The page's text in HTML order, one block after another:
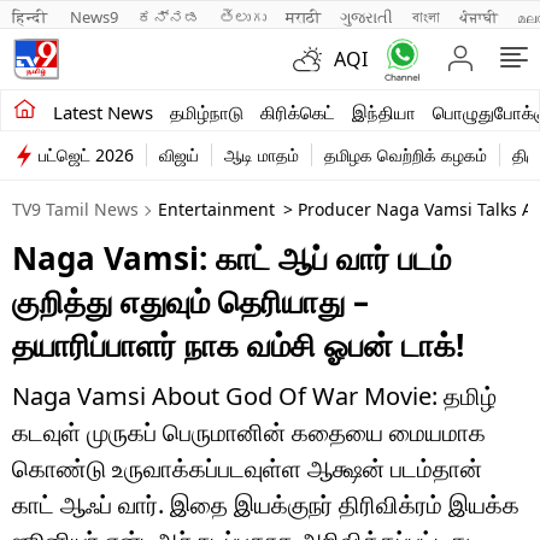
हिन्दी News9 ಕನ್ನಡ తెలుగు मराठी ગુજરાતી বাংলা ਪੰਜਾਬੀ
AQI
Latest News தமிழ்நாடு கிரிக்கெட் இந்தியா
சமீபத்திய செய்திகள்
தமிழ்நாடு
இந்தியா
உலகம்
விளையாட்டு
பொழுதுபோக்கு
லைஃப்ஸ்டைல்
வணிகம்
பட்ஜெட் 2026 விஜய் ஆடி மாதம் தமிழக வெற்றிக் கழகம்
TV9 Tamil News Entertainment > Producer Naga Vamsi Talks
Naga Vamsi: காட் ஆப் வார் படம்
குறித்து எதுவும் தெரியாது –
தயாரிப்பாளர் நாக வம்சி ஓபன் டாக்!
Naga Vamsi About God Of War Movie: தமிழ்
கடவுள் முருகப் பெருமானின் கதையை மையமாக
கொண்டு உருவாக்கப்படவுள்ள ஆக்ஷன் படம்தான்
காட் ஆஃப் வார். இதை இயக்குநர் திரிவிக்ரம் இயக்க